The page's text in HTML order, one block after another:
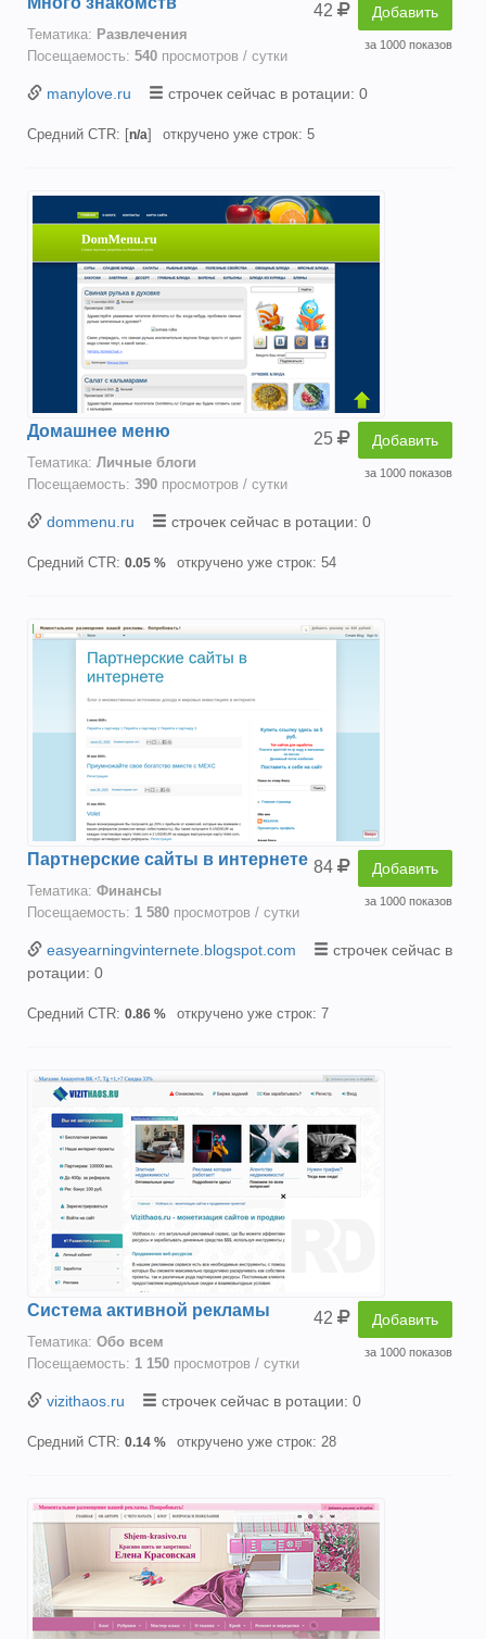
42 Добавить
за 1000 показов
Тематика: Развлечения
Посещаемость: 540 просмотров / сутки
manylove.ru строчек сейчас в ротации: 0
Средний CTR: [n/a] откручено уже строк: 5
25 Добавить
за 1000 показов
Домашнее меню
Тематика: Личные блоги
Посещаемость: 390 просмотров / сутки
dommenu.ru строчек сейчас в ротации: 0
Средний CTR: 0.05 % откручено уже строк: 54
84 Добавить
за 1000 показов
Партнерские сайты в интернете
Тематика: Финансы
Посещаемость: 1 580 просмотров / сутки
easyearningvinternete.blogspot.com
строчек сейчас в
ротации: 0
Средний CTR: 0.86 % откручено уже строк: 7
42 Добавить
за 1000 показов
Система активной рекламы
Тематика: Oбо всем
Посещаемость: 1 150 просмотров / сутки
vizithaos.ru строчек сейчас в ротации: 0
Средний CTR: 0.14 % откручено уже строк: 28